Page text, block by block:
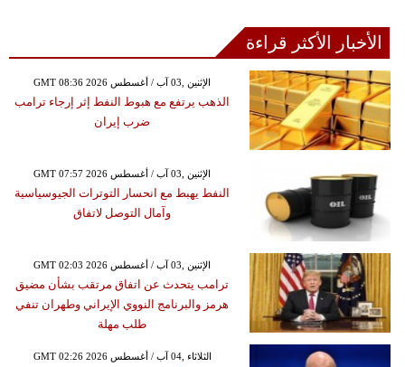
الأخبار الأكثر قراءة
GMT 08:36 2026 الإثنين ,03 آب / أغسطس
الذهب يرتفع مع هبوط النفط إثر إرجاء ترامب
ضرب إيران
GMT 07:57 2026 الإثنين ,03 آب / أغسطس
النفط يهبط مع انحسار التوترات الجيوسياسية
وآمال التوصل لاتفاق
GMT 02:03 2026 الإثنين ,03 آب / أغسطس
ترامب يتحدث عن اتفاق مرتقب بشأن مضيق
هرمز والبرنامج النووي الإيراني وطهران تنفي
طلب مهلة
GMT 02:26 2026 الثلاثاء ,04 آب / أغسطس